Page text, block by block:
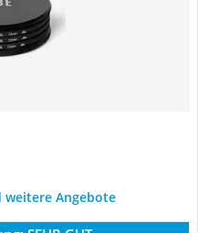
weitere Angebote